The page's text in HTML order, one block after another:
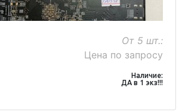
От 5 шт.:
Цена по запросу
Наличие:
ДА в 1 экз!!!